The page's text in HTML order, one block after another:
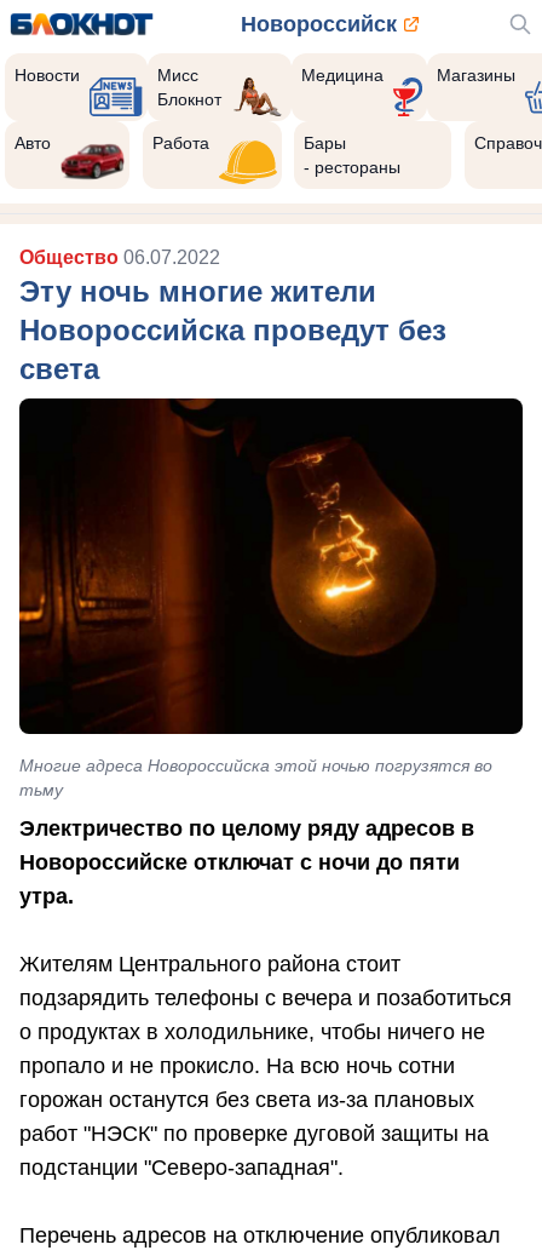
Новороссийск
Новости
Мисс
Блокнот
Медицина Магазины
Авто Работа
Бары
- рестораны
Общество 06.07.2022
Эту ночь многие жители
Новороссийска проведут без
света
Многие адреса Новороссийска этой ночью погрузятся во
тьму
Электричество по целому ряду адресов в
Новороссийске отключат с ночи до пяти
утра.
Жителям Центрального района стоит
подзарядить телефоны с вечера и позаботиться
о продуктах в холодильнике, чтобы ничего не
пропало и не прокисло. На всю ночь сотни
горожан останутся без света из-за плановых
работ "НЭСК" по проверке дуговой защиты на
подстанции "Северо-западная".
Перечень адресов на отключение опубликовал